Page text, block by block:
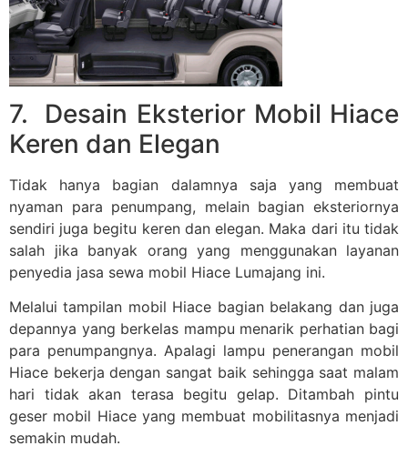
7. Desain Eksterior Mobil Hiace
Keren dan Elegan
Tidak hanya bagian dalamnya saja yang membuat
nyaman para penumpang, melain bagian eksteriornya
sendiri juga begitu keren dan elegan. Maka dari itu tidak
salah jika banyak orang yang menggunakan layanan
penyedia jasa sewa mobil Hiace Lumajang ini.
Melalui tampilan mobil Hiace bagian belakang dan juga
depannya yang berkelas mampu menarik perhatian bagi
para penumpangnya. Apalagi lampu penerangan mobil
Hiace bekerja dengan sangat baik sehingga saat malam
hari tidak akan terasa begitu gelap. Ditambah pintu
geser mobil Hiace yang membuat mobilitasnya menjadi
semakin mudah.